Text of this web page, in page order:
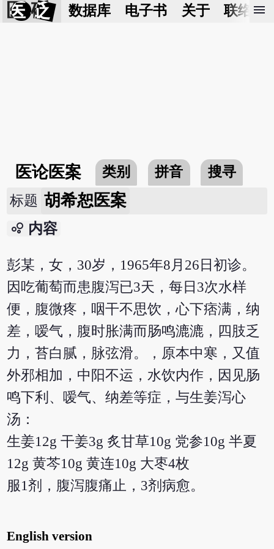
医 砭 数据库 电子书 关于 联络我
menu
医论医案 类别 拼音
搜寻
标题 胡希恕医案
bubble_chart 内容
彭某，女，30岁，1965年8月26日初诊。
因吃葡萄而患腹泻已3天，每日3次水样
便，腹微疼，咽干不思饮，心下痞满，纳
差，嗳气，腹时胀满而肠鸣漉漉，四肢乏
力，苔白腻，脉弦滑。，原本中寒，又值
外邪相加，中阳不运，水饮内作，因见肠
鸣下利、嗳气、纳差等症，与生姜泻心
汤：
生姜12g 干姜3g 炙甘草10g 党参10g 半夏
12g 黄芩10g 黄连10g 大枣4枚
服1剂，腹泻腹痛止，3剂病愈。
English version